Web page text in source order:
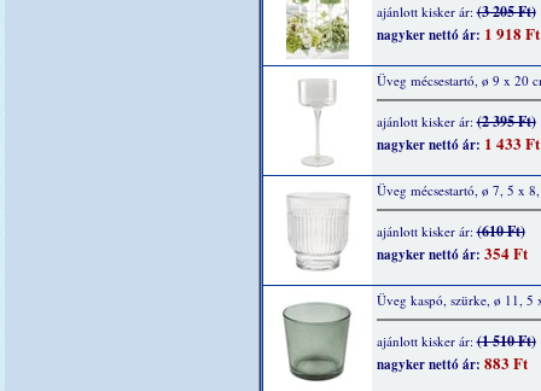
ajánlott kisker ár:(3 205 Ft)
nagyker nettó ár: 1 918 Ft
Üveg mécsestartó, ø 9 x 20
ajánlott kisker ár:(2 395 Ft)
nagyker nettó ár: 1 433 Ft
Üveg mécsestartó, ø 7, 5 x
ajánlott kisker ár:(610 Ft)
nagyker nettó ár: 354 Ft
Üveg kaspó, szürke, ø 11, 5
ajánlott kisker ár:(1 510 Ft)
nagyker nettó ár: 883 Ft